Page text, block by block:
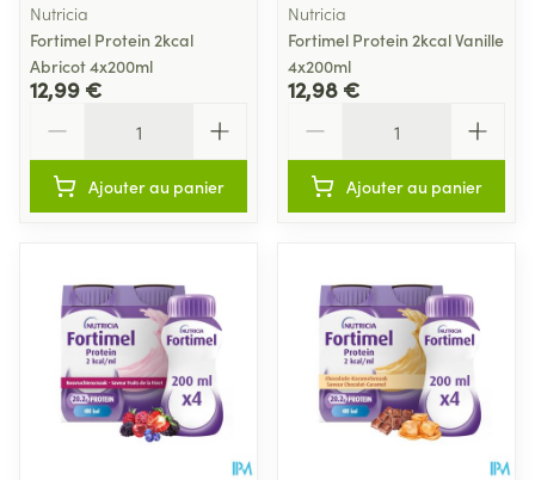
Nutricia
Fortimel Protein 2kcal
Abricot 4x200ml
12,99 €
Ajouter au panier
Nutricia
Fortimel Protein 2kcal Vanille
4x200ml
12,98 €
Ajouter au panier